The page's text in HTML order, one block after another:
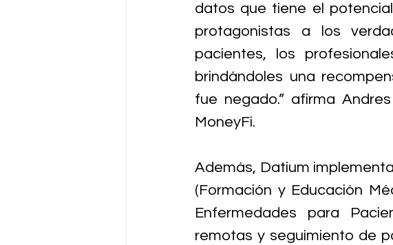
datos que tiene el
protagonistas a los
pacientes, los
brindándoles una
fue negado.” afirma
MoneyFi.
Además, Datium
(Formación y Educación
Enfermedades para
remotas y seguimiento de